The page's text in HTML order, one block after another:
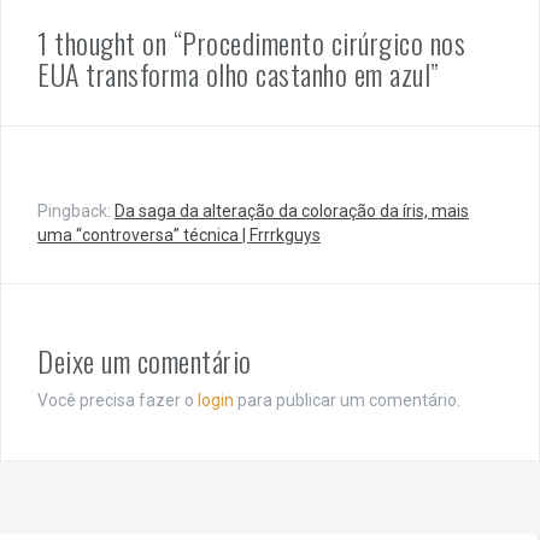
1 thought on “Procedimento cirúrgico nos
EUA transforma olho castanho em azul”
Pingback: Da saga da alteração da coloração da íris, mais
uma “controversa” técnica | Frrrkguys
Deixe um comentário
Você precisa fazer o login para publicar um comentário.